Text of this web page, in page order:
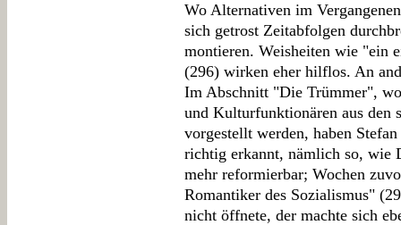
Wo Alternativen im
sich getrost Zeitabfolgen
montieren. Weisheiten wie "ein
(296) wirken eher hilflos. An
Im Abschnitt "Die Trümmer",
und Kulturfunktionären aus den
vorgestellt werden, haben
richtig erkannt, nämlich so, wie
mehr reformierbar; Wochen
Romantiker des Sozialismus"
nicht öffnete, der machte sich